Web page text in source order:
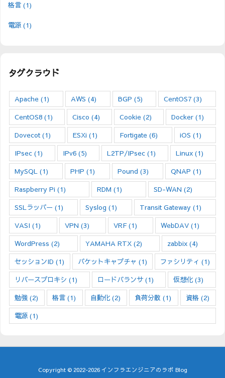
格言 (1)
電源 (1)
タグクラウド
Apache (1) AWS (4) BGP (5) CentOS7 (3)
CentOS8 (1) Cisco (4) Cookie (2) Docker (1)
Dovecot(1) ESXi (1) Fortigate (6) iOS (1)
IPsec (1) IPv6 (5) L2TP/IPsec (1) Linux (1)
MySQL (1) PHP (1) Pound (3) QNAP (1)
Raspberry Pi (1) RDM (1) SD-WAN (2)
SSLラッパー (1) Syslog (1) Transit Gateway(1)
VASI (1) VPN (3) VRF(1) WebDAV (1)
WordPress (2) YAMAHA RTX(2) zabbix (4)
セッションID (1) パケットキャプチャ (1) ファシリティ (1)
リバースプロキシ (1) ロードバランサ(1) 仮想化 (3)
勉強 (2) 格言 (1) 自動化(2) 負荷分散 (1) 資格(2)
電源 (1)
Copyright © 2022-2026インフラエンジニアのラボ Blog